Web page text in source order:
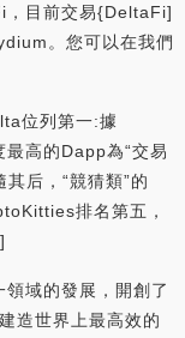
，目前交易{DeltaFi]
。您可以在我們
位列第一:據
高的Dapp為“交易
后，“競猜類”的
排名第五，
域的發展，開創了
造世界上最高效的